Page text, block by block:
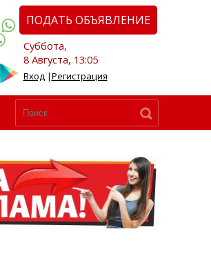
ПОДАТЬ ОБЪЯВЛЕНИЕ
Суббота,
8 Августа, 13:05
Вход|Регистрация